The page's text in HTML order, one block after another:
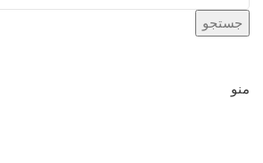
جستجو
منو